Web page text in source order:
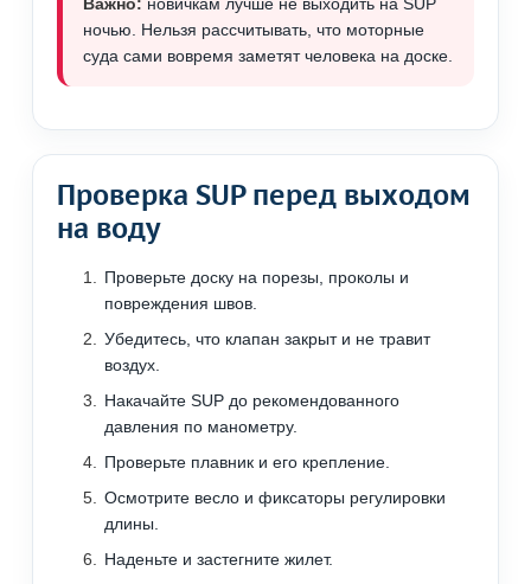
ночью. Нельзя рассчитывать, что моторные
суда сами вовремя заметят человека на доске.
Проверка SUP перед выходом
на воду
Проверьте доску на порезы, проколы и
повреждения швов.
Убедитесь, что клапан закрыт и не травит
воздух.
Накачайте SUP до рекомендованного
давления по манометру.
Проверьте плавник и его крепление.
Осмотрите весло и фиксаторы регулировки
длины.
Наденьте и застегните жилет.